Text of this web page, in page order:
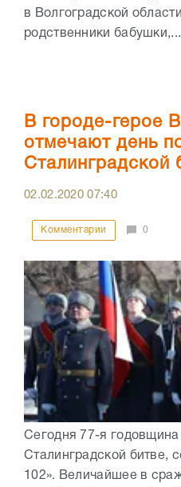
в Волгоградской
родственники бабушки,...
В городе-герое
отмечают день
Сталинградской
02.02.202007:40
Комментарии 0
Сегодня 77-я
Сталинградской битве,
102». Величайшее в